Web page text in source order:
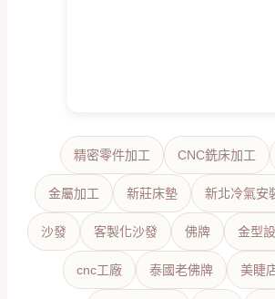
精密零件加工 CNC銑床加工
金屬加工 新莊床墊 新北冷氣安
沙發 客製化沙發 佛牌 金型
cnc工廠 泰國老佛牌 美睫